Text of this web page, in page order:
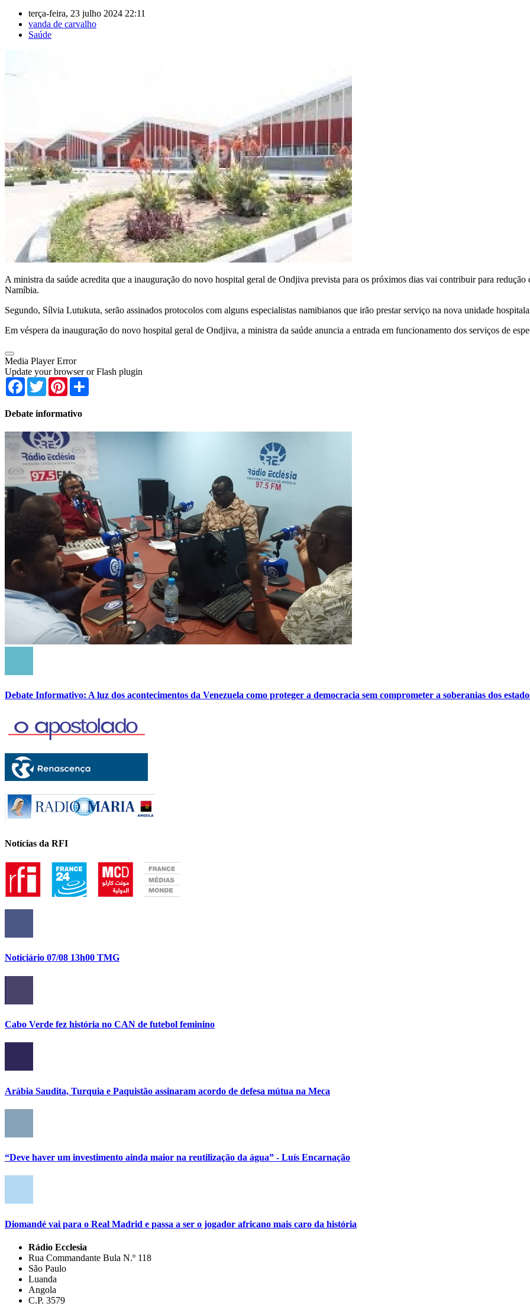
terça-feira, 23 julho 2024 22:11
vanda de carvalho
Saúde
A ministra da saúde acredita que a inauguração do novo hospital geral de Ondjiva prevista para os próximos dias vai contribuir para
Namíbia.
Segundo, Sílvia Lutukuta, serão assinados protocolos com alguns especialistas namibianos que irão prestar serviço na nova unidade
Em véspera da inauguração do novo hospital geral de Ondjiva, a ministra da saúde anuncia a entrada em funcionamento dos serviços de
Media Player Error
Update your browser or Flash plugin
Facebook
TwitterPinterest
Debate informativo
Debate Informativo: A luz dos acontecimentos da Venezuela como proteger a democracia sem comprometer a soberanias dos
Notícias da RFI
Noticiário 07/08 13h00 TMG
Cabo Verde fez história no CAN de futebol feminino
Arábia Saudita, Turquia e Paquistão assinaram acordo de defesa mútua na Meca
“Deve haver um investimento ainda maior na reutilização da água” - Luís Encarnação
Diomandé vai para o Real Madrid e passa a ser o jogador africano mais caro da história
Rádio Ecclesia
Rua Commandante Bula N.º 118
São Paulo
Luanda
Angola
C.P. 3579